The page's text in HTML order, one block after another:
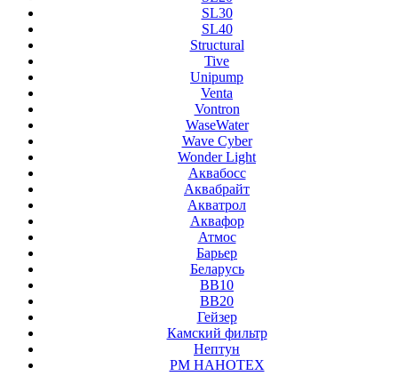
SL30
SL40
Structural
Tive
Unipump
Venta
Vontron
WaseWater
Wave Cyber
Wonder Light
Аквабосс
Аквабрайт
Акватрол
Аквафор
Атмос
Барьер
Беларусь
ВВ10
ВВ20
Гейзер
Камский фильтр
Нептун
РМ НАНОТЕХ